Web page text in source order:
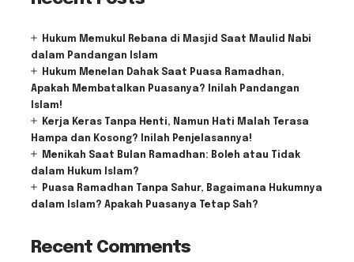
Hukum Memukul Rebana di Masjid Saat Maulid Nabi
dalam Pandangan Islam
Hukum Menelan Dahak Saat Puasa Ramadhan,
Apakah Membatalkan Puasanya? Inilah Pandangan
Islam!
Kerja Keras Tanpa Henti, Namun Hati Malah Terasa
Hampa dan Kosong? Inilah Penjelasannya!
Menikah Saat Bulan Ramadhan: Boleh atau Tidak
dalam Hukum Islam?
Puasa Ramadhan Tanpa Sahur, Bagaimana Hukumnya
dalam Islam? Apakah Puasanya Tetap Sah?
Recent Comments